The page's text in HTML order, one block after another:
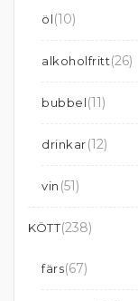
öl(10)
alkoholfritt(26)
bubbel(11)
drinkar(12)
vin (51)
KÖTT(238)
färs(67)